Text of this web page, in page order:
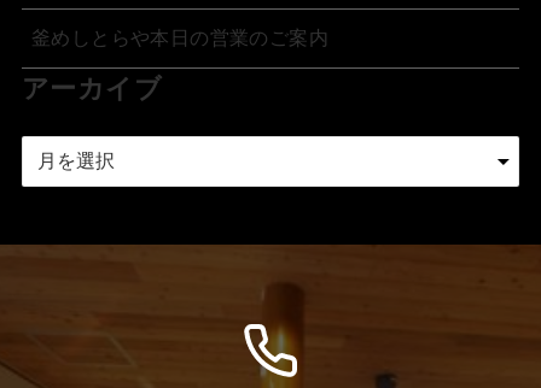
釜めしとらや本日の営業のご案内
アーカイブ